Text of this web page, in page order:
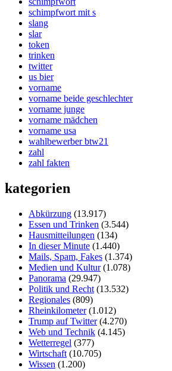
schimpfwort mit s
slang
slar
token
trinken
twitter
us bier
vorname
vorname beide geschlechter
vorname junge
vorname mädchen
vorname usa
wahlbewerber btw21
zahl
zahl fakten
kategorien
Abkürzung (13.917)
Essen und Trinken (3.544)
Hausmitteilungen (134)
In dieser Minute (1.440)
Mails, Spam, Fakes (1.374)
Medien und Kultur(1.078)
Panorama (29.947)
Politik und Recht (13.532)
Regionales (809)
Rheinkilometer(1.012)
Trump auf Twitter(4.270)
Web und Technik (4.145)
Wetterregel (377)
Wirtschaft (10.705)
Wissen (1.200)